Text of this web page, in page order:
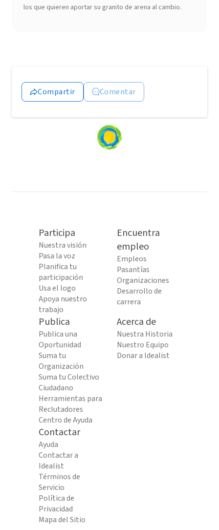
los que quieren aportar su granito de arena al cambio.
Compartir Comentar
Loading
Participa
Nuestra visión
Pasa la voz
Planifica tu
participación
Usa el logo
Apoya nuestro
trabajo
Encuentra
empleo
Empleos
Pasantías
Organizaciones
Desarrollo de
carrera
Publica
Publica una
Oportunidad
Suma tu
Organización
Suma tu Colectivo
Ciudadano
Herramientas para
Reclutadores
Centro de Ayuda
Acerca de
Nuestra Historia
Nuestro Equipo
Donar a Idealist
Contactar
Ayuda
Contactar a
Idealist
Términos de
Servicio
Política de
Privacidad
Mapa del Sitio